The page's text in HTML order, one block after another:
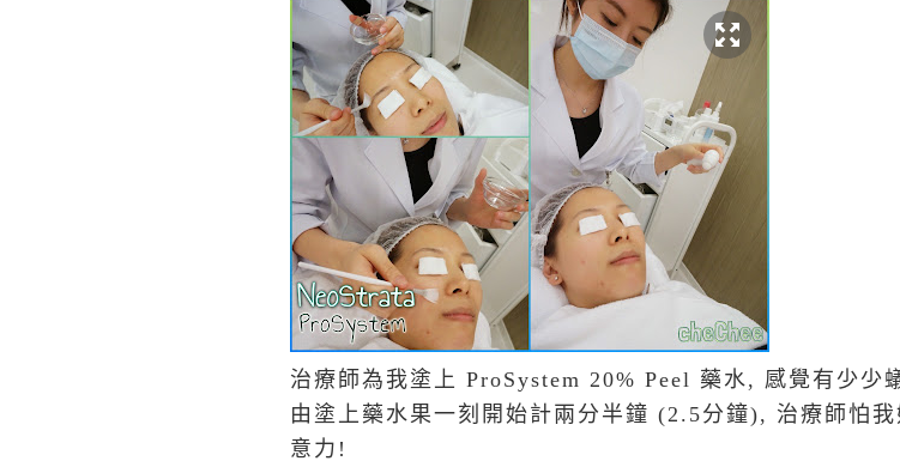
治療師為我塗上 ProSystem 20% Peel 藥水, 感覺有少少
由塗上藥水果一刻開始計兩分半鐘 (2.5分鐘), 治療師怕
意力!